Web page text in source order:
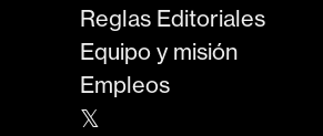
Reglas Editoriales
Equipo y misión
Empleos
𝕏